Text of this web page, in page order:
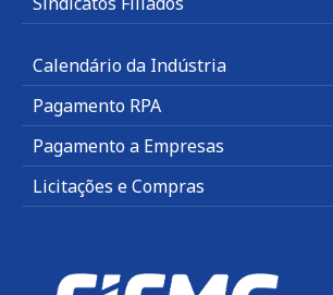
Calendário da Indústria
Pagamento RPA
Pagamento a Empresas
Licitações e Compras